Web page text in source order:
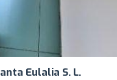
Eulalia S. L.